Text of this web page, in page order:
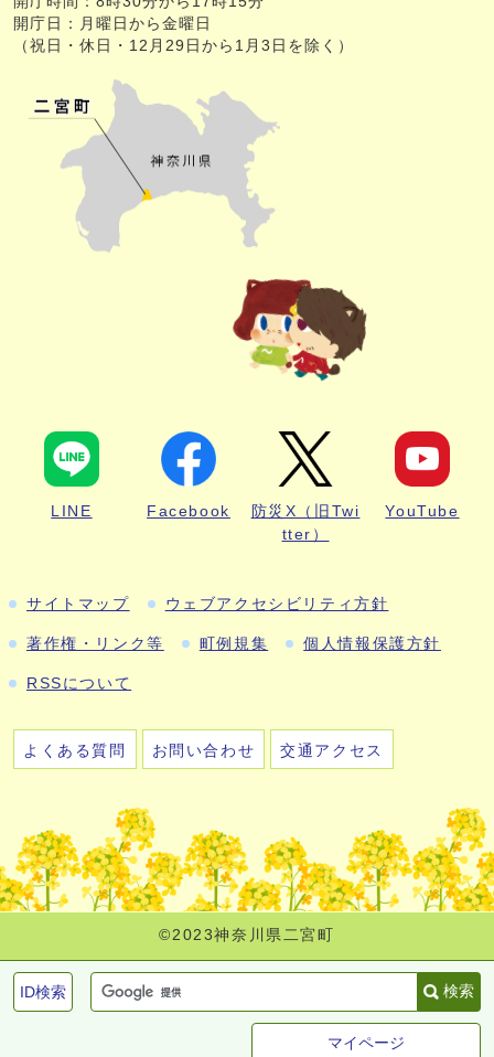
ID検索 検索
マイページ
開庁日：月曜日から金曜日
（祝日・休日・12月29日から1月3日を除く）
LINE Facebook
防災X（旧Twi
tter）
YouTube
サイトマップ ウェブアクセシビリティ方針
著作権・リンク等 町例規集 個人情報保護方針
RSSについて
よくある質問 お問い合わせ 交通アクセス
©2023神奈川県二宮町